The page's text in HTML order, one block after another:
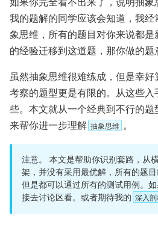
如果你完全看不出来了，说明抽
我的题解的同学应该会知道，我经
象思维，所有的题目对你来说都
的经验迁移到这道题，那你做的题
虽然抽象思维很难练成，但是幸
考察的题型更是有限的。从这些
些。本文就从一个经典到不行的题
来帮你进一步理解 抽象思维 。
注意。 本文是帮助你识别套路，从
架，并没有采用最优解，所有的题
但是都可以通过所有的测试用例。
接去讨论区看。或者期待我的 深入剖